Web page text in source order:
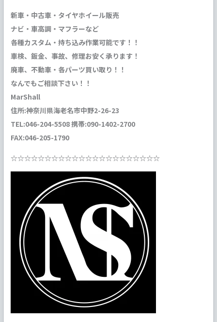
新車・中古車・タイヤホイール販売
ナビ・車高調・マフラーなど
各種カスタム・持ち込み作業可能です！！
車検、鈑金、事故、修理お安く承ります！
廃車、不動車・各パーツ買い取り！！
なんでもご相談下さい！！
MarShall
住所:神奈川県海老名市中野2-26-23
TEL:046-204-5508 携帯:090-1402-2700
FAX:046-205-1790
☆☆☆☆☆☆☆☆☆☆☆☆☆☆☆☆☆☆☆☆☆☆